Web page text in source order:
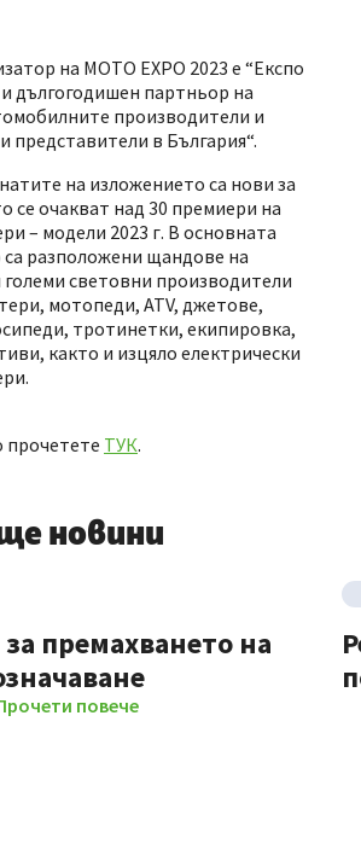
на MOTO EXPO 2023 е “Експо
дългогодишен партньор на
производители и
представители в България“.
на изложението са нови за
се очакват над 30 премиери на
– модели 2023 г. В основната
са разположени щандове на
световни производители
мотопеди, ATV, джетове,
тротинетки, екипировка,
както и изцяло електрически
прочетете ТУК.
новини
премахването на
повече